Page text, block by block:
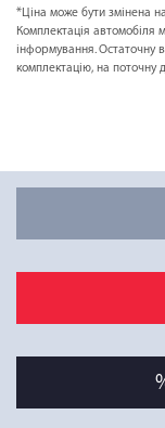
*Ціна може бути змінена
Комплектація автомобіля
інформування. Остаточну
комплектацію, на поточну